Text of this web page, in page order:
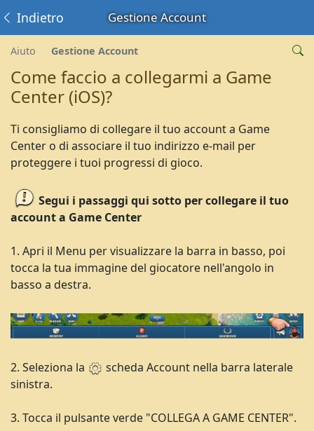
Gestione Account
Indietro
Aiuto Gestione Account
Come faccio a collegarmi a Game
Center (iOS)?
Ti consigliamo di collegare il tuo account a Game
Center o di associare il tuo indirizzo e-mail per
proteggere i tuoi progressi di gioco.
Segui i passaggi qui sotto per collegare il tuo
account a Game Center
1. Apri il Menu per visualizzare la barra in basso, poi
tocca la tua immagine del giocatore nell'angolo in
basso a destra.
2. Seleziona la
scheda Account nella barra laterale
sinistra.
3. Tocca il pulsante verde "COLLEGA A GAME CENTER".